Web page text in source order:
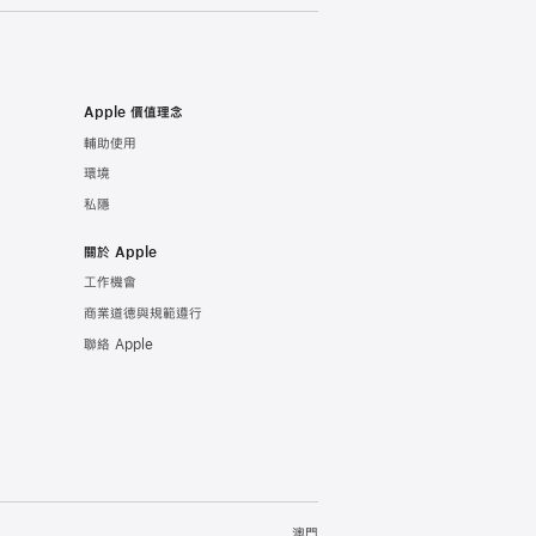
Apple 價值理念
輔助使用
環境
私隱
關於 Apple
工作機會
商業道德與規範遵行
聯絡 Apple